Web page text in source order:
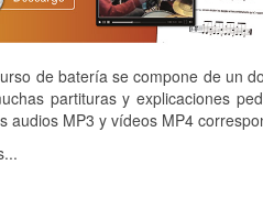
de batería se compone de un
partituras y explicaciones
audios MP3 y vídeos MP4